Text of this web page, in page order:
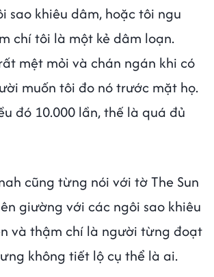
sao khiêu dâm, hoặc tôi ngu
chí tôi là một kẻ dâm loạn.
mệt mỏi và chán ngán khi có
muốn tôi đo nó trước mặt họ.
đó 10.000 lần, thế là quá đủ
cũng từng nói với tờ The Sun
giường với các ngôi sao khiêu
và thậm chí là người từng đoạt
không tiết lộ cụ thể là ai.